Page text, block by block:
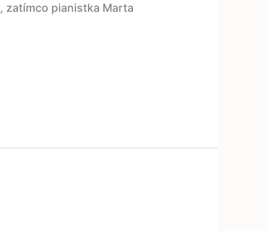
zatímco pianistka Marta